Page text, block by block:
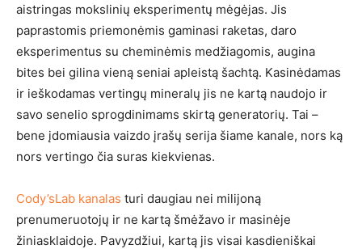
aistringas mokslinių eksperimentų mėgėjas. Jis
paprastomis priemonėmis gaminasi raketas, daro
eksperimentus su cheminėmis medžiagomis, augina
bites bei gilina vieną seniai apleistą šachtą. Kasinėdamas
ir ieškodamas vertingų mineralų jis ne kartą naudojo ir
savo senelio sprogdinimams skirtą generatorių. Tai –
bene įdomiausia vaizdo įrašų serija šiame kanale, nors ką
nors vertingo čia suras kiekvienas.
Cody’sLab kanalas turi daugiau nei milijoną
prenumeruotojų ir ne kartą šmėžavo ir masinėje
žiniasklaidoje. Pavyzdžiui, kartą jis visai kasdieniškai